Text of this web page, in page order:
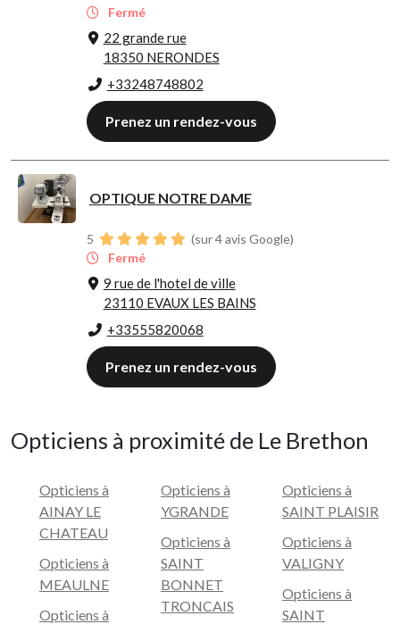
Fermé
22 grande rue
18350 NERONDES
+33248748802
Prenez un rendez-vous
OPTIQUE NOTRE DAME
5
(sur 4 avis Google)
Fermé
9 rue de l'hotel de ville
23110 EVAUX LES BAINS
+33555820068
Prenez un rendez-vous
Opticiens à proximité de Le Brethon
Opticiens à
AINAY LE
CHATEAU
Opticiens à
MEAULNE
Opticiens à
Opticiens à
YGRANDE
Opticiens à
SAINT
BONNET
TRONCAIS
Opticiens à
SAINT PLAISIR
Opticiens à
VALIGNY
Opticiens à
SAINT